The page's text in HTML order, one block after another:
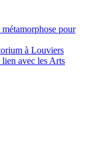
pour
à Louviers
lien avec les Arts